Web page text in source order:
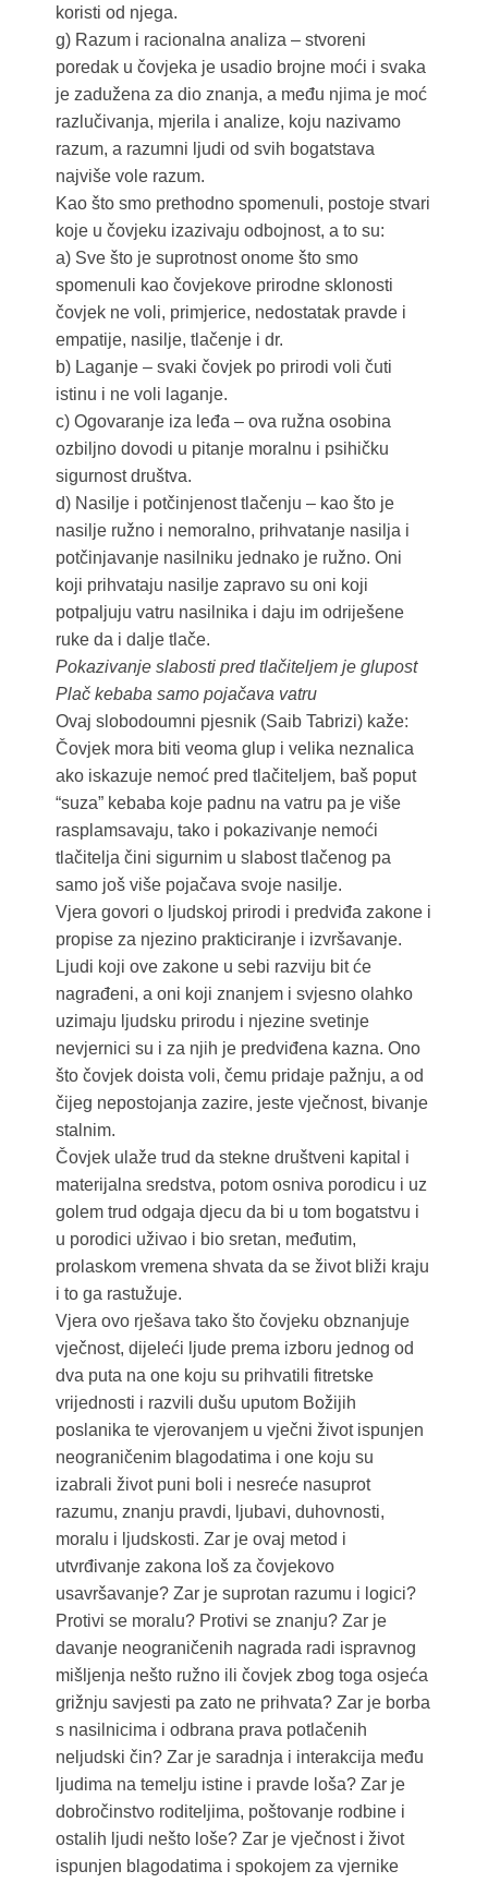
koristi od njega.
g) Razum i racionalna analiza – stvoreni
poredak u čovjeka je usadio brojne moći i svaka
je zadužena za dio znanja, a među njima je moć
razlučivanja, mjerila i analize, koju nazivamo
razum, a razumni ljudi od svih bogatstava
najviše vole razum.
Kao što smo prethodno spomenuli, postoje stvari
koje u čovjeku izazivaju odbojnost, a to su:
a) Sve što je suprotnost onome što smo
spomenuli kao čovjekove prirodne sklonosti
čovjek ne voli, primjerice, nedostatak pravde i
empatije, nasilje, tlačenje i dr.
b) Laganje – svaki čovjek po prirodi voli čuti
istinu i ne voli laganje.
c) Ogovaranje iza leđa – ova ružna osobina
ozbiljno dovodi u pitanje moralnu i psihičku
sigurnost društva.
d) Nasilje i potčinjenost tlačenju – kao što je
nasilje ružno i nemoralno, prihvatanje nasilja i
potčinjavanje nasilniku jednako je ružno. Oni
koji prihvataju nasilje zapravo su oni koji
potpaljuju vatru nasilnika i daju im odriješene
ruke da i dalje tlače.
Pokazivanje slabosti pred tlačiteljem je glupost
Plač kebaba samo pojačava vatru
Ovaj slobodoumni pjesnik (Saib Tabrizi) kaže:
Čovjek mora biti veoma glup i velika neznalica
ako iskazuje nemoć pred tlačiteljem, baš poput
“suza” kebaba koje padnu na vatru pa je više
rasplamsavaju, tako i pokazivanje nemoći
tlačitelja čini sigurnim u slabost tlačenog pa
samo još više pojačava svoje nasilje.
Vjera govori o ljudskoj prirodi i predviđa zakone i
propise za njezino prakticiranje i izvršavanje.
Ljudi koji ove zakone u sebi razviju bit će
nagrađeni, a oni koji znanjem i svjesno olahko
uzimaju ljudsku prirodu i njezine svetinje
nevjernici su i za njih je predviđena kazna. Ono
što čovjek doista voli, čemu pridaje pažnju, a od
čijeg nepostojanja zazire, jeste vječnost, bivanje
stalnim.
Čovjek ulaže trud da stekne društveni kapital i
materijalna sredstva, potom osniva porodicu i uz
golem trud odgaja djecu da bi u tom bogatstvu i
u porodici uživao i bio sretan, međutim,
prolaskom vremena shvata da se život bliži kraju
i to ga rastužuje.
Vjera ovo rješava tako što čovjeku obznanjuje
vječnost, dijeleći ljude prema izboru jednog od
dva puta na one koju su prihvatili fitretske
vrijednosti i razvili dušu uputom Božijih
poslanika te vjerovanjem u vječni život ispunjen
neograničenim blagodatima i one koju su
izabrali život puni boli i nesreće nasuprot
razumu, znanju pravdi, ljubavi, duhovnosti,
moralu i ljudskosti. Zar je ovaj metod i
utvrđivanje zakona loš za čovjekovo
usavršavanje? Zar je suprotan razumu i logici?
Protivi se moralu? Protivi se znanju? Zar je
davanje neograničenih nagrada radi ispravnog
mišljenja nešto ružno ili čovjek zbog toga osjeća
grižnju savjesti pa zato ne prihvata? Zar je borba
s nasilnicima i odbrana prava potlačenih
neljudski čin? Zar je saradnja i interakcija među
ljudima na temelju istine i pravde loša? Zar je
dobročinstvo roditeljima, poštovanje rodbine i
ostalih ljudi nešto loše? Zar je vječnost i život
ispunjen blagodatima i spokojem za vjernike